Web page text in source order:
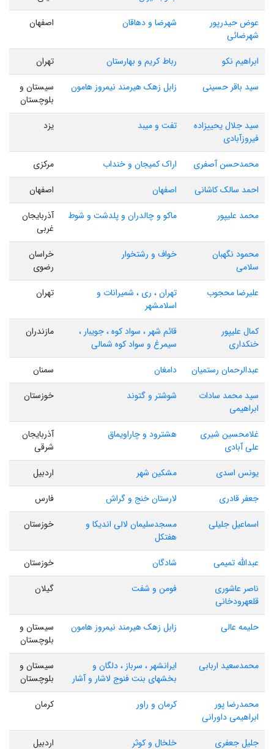
عوض حیدرپور
شهرضائی
شهرضا و دهاقان اصفهان
ابراهیم نکو رباط کریم و بهارستان
تهران
سید باقر حسینی
زابل زهک هیرمند نیمروز هامون
سیستان و
بلوچستان
سید جلال یحییزاده
فیروزآبادی
تفت و میبد یزد
محمدحسن آصفری اراک کمیجان و خنداب
مرکزی
احمد سالک کاشانی
اصفهان
اصفهان
محمد علیپور
ماکو و چالدران و پلدشت و شوط
آذربایجان
غربی
محمود نگهبان
سلامی
خواف و رشتخوار
خراسان
رضوی
علیرضا محجوب
تهران ، ری ، شمیرانات و
اسلامشهر
تهران
کمال علیپور
خنکداری
قائم شهر ، سواد کوه ، جویبار ،
سیمرغ و سواد کوه شمالی
مازندران
عبدالرحمان رستمیان دامغان
سمنان
سید محمد سادات
ابراهیمی
شوشتر و گتوند خوزستان
غلامحسین شیری
علی آبادی
هشترود و چاراویماق
آذربایجان
شرقی
یونس اسدی
مشکین شهر
اردبیل
جعفر قادری
لارستان خنج و گراش
فارس
اسماعیل جلیلی
مسجدسلیمان لالی اندیکا و
هفتکل
خوزستان
عبدالله تمیمی شادگان
خوزستان
ناصر عاشوری
قلعهرودخانی
فومن و شفت گیلان
حلیمه عالی زابل زهک هیرمند نیمروز هامون
سیستان و
بلوچستان
محمدسعید اربابی
ایرانشهر ، سرباز ، دلگان و
بخشهای بنت فنوج لاشار و آشار
سیستان و
بلوچستان
محمدرضا پور
ابراهیمی داورانی
کرمان و راور کرمان
جلیل جعفری خلخال و کوثر اردبیل